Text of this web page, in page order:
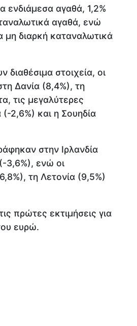
ενδιάμεσα αγαθά, 1,2%
αγαθά, ενώ
μη διαρκή καταναλωτικά
στοιχεία, οι
Δανία (8,4%), τη
τις μεγαλύτερες
2,6%) και η Σουηδία
στην Ιρλανδία
3,6%), ενώ οι
τη Λετονία (9,5%)
πρώτες εκτιμήσεις για
ευρώ.